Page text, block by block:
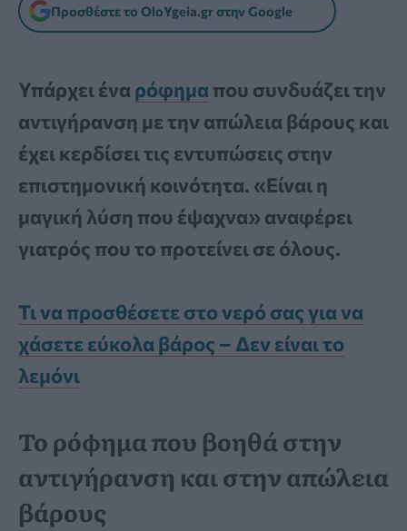
Προσθέστε το OloYgeia.gr στην Google
Υπάρχει ένα ρόφημα που συνδυάζει την
αντιγήρανση με την απώλεια βάρους και
έχει κερδίσει τις εντυπώσεις στην
επιστημονική κοινότητα. «Είναι η
μαγική λύση που έψαχνα» αναφέρει
γιατρός που το προτείνει σε όλους.
Τι να προσθέσετε στο νερό σας για να
χάσετε εύκολα βάρος – Δεν είναι το
λεμόνι
Το ρόφημα που βοηθά στην
αντιγήρανση και στην απώλεια
βάρους